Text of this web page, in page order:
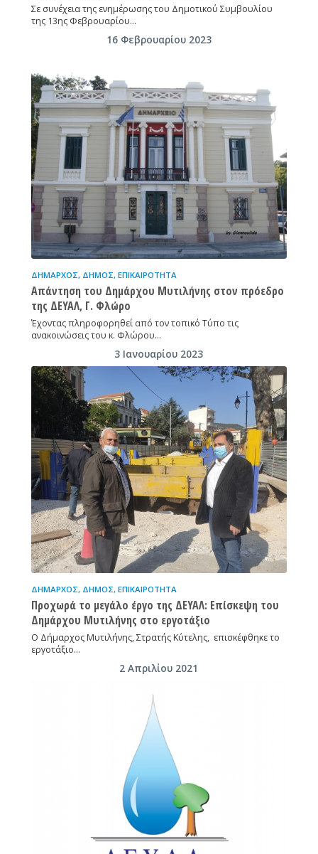
Σε συνέχεια της ενημέρωσης του Δημοτικού Συμβουλίου
της 13ης Φεβρουαρίου…
16 Φεβρουαρίου 2023
ΔΉΜΑΡΧΟΣ, ΔΉΜΟΣ, ΕΠΙΚΑΙΡΌΤΗΤΑ
Απάντηση του Δημάρχου Μυτιλήνης στον πρόεδρο
της ΔΕΥΑΛ, Γ. Φλώρο
Έχοντας πληροφορηθεί από τον τοπικό Τύπο τις
ανακοινώσεις του κ. Φλώρου…
3 Ιανουαρίου 2023
ΔΉΜΑΡΧΟΣ, ΔΉΜΟΣ, ΕΠΙΚΑΙΡΌΤΗΤΑ
Προχωρά το μεγάλο έργο της ΔΕΥΑΛ: Επίσκεψη του
Δημάρχου Μυτιλήνης στο εργοτάξιο
Ο Δήμαρχος Μυτιλήνης, Στρατής Κύτελης, επισκέφθηκε το
εργοτάξιο…
2 Απριλίου 2021